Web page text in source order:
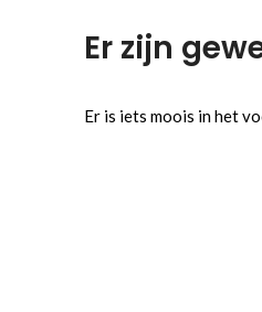
Er zijn
Er is iets moois in het